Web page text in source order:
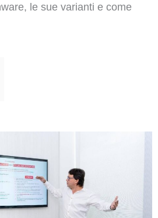
le sue varianti e come